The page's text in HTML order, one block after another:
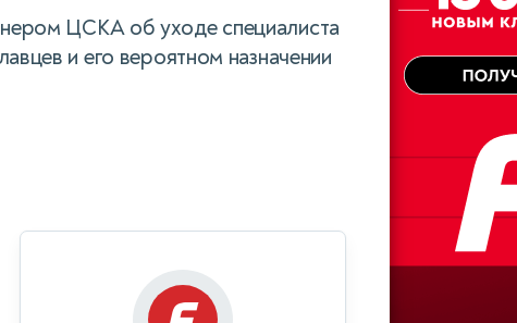
ЦСКА об уходе специалиста
и его вероятном назначении